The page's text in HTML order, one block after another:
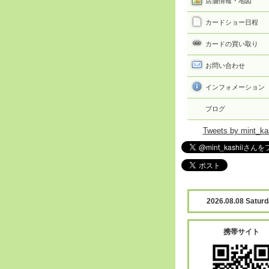
カードショー日程
カードの買い取り
お問い合わせ
インフォメーション
ブログ
Tweets by
2026.08.08
携帯サイト